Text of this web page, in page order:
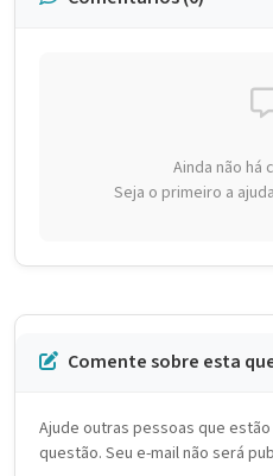
Ainda não há
Seja o primeiro a
Comente sobre esta
Ajude outras pessoas que
questão. Seu e-mail não será